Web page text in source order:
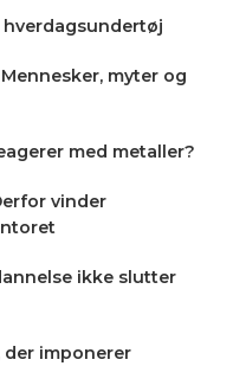
myter og
med metaller?
vinder
ikke slutter
der imponerer